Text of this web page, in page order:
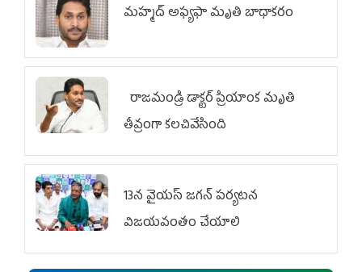
మహ్మద్‌ అఫ్యఫా మృతి బాధాకరం
రాజమండ్రి డాక్టర్‌ ప్రియాంక మృతి
తీవ్రంగా కలచివేసింది
13న వైయస్‌ జగన్‌ పర్యటన
విజయవంతం చేయాలి